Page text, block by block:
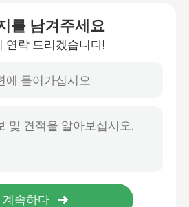
를 남겨주세요
연락 드리겠습니다!